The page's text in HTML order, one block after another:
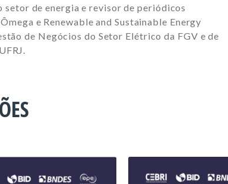
de energia e revisor de periódicos
e Renewable and Sustainable Energy
de Negócios do Setor Elétrico da FGV e de